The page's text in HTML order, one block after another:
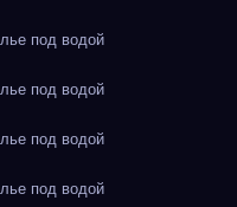
под водой
под водой
под водой
под водой